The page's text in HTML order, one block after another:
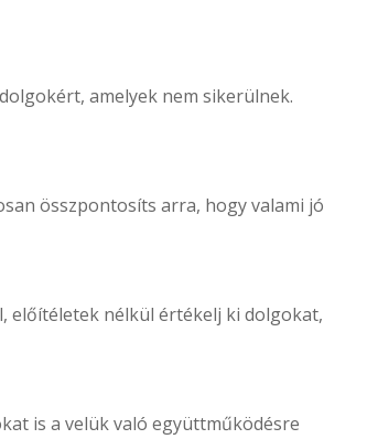
amelyek nem sikerülnek.
összpontosíts arra, hogy valami jó
előítéletek nélkül értékelj ki dolgokat,
is a velük való együttműködésre